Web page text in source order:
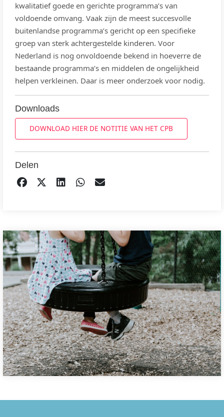
kwalitatief goede en gerichte programma’s van
voldoende omvang. Vaak zijn de meest succesvolle
buitenlandse programma’s gericht op een specifieke
groep van sterk achtergestelde kinderen. Voor
Nederland is nog onvoldoende bekend in hoeverre de
bestaande programma’s en middelen de ongelijkheid
helpen verkleinen. Daar is meer onderzoek voor nodig.
Downloads
DOWNLOAD HIER DE NOTITIE VAN HET CPB
Delen
DELEN OP FACEBOOK
TWEETDELEN OP LINKEDIN
DELEN OP WHATSAPP